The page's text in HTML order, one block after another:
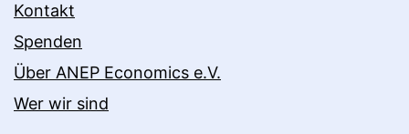
Kontakt
Spenden
Über ANEP Economics e.V.
Wer wir sind